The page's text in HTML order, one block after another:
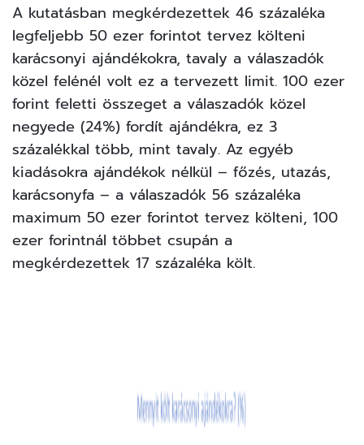
A kutatásban megkérdezettek 46 százaléka
legfeljebb 50 ezer forintot tervez költeni
karácsonyi ajándékokra, tavaly a válaszadók
közel felénél volt ez a tervezett limit. 100 ezer
forint feletti összeget a válaszadók közel
negyede (24%) fordít ajándékra, ez 3
százalékkal több, mint tavaly. Az egyéb
kiadásokra ajándékok nélkül – főzés, utazás,
karácsonyfa – a válaszadók 56 százaléka
maximum 50 ezer forintot tervez költeni, 100
ezer forintnál többet csupán a
megkérdezettek 17 százaléka költ.